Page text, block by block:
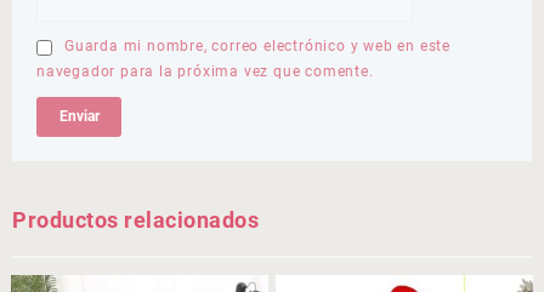
Guarda mi nombre, correo electrónico y web en este
navegador para la próxima vez que comente.
Productos relacionados